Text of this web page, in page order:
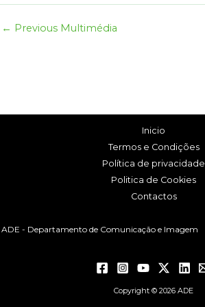
← Previous Multimédia
Inicio
Termos e Condições
Política de privacidade
Politica de Cookies
Contactos
ADE - Departamento de Comunicação e Imagem
Copyright © 2026 ADE